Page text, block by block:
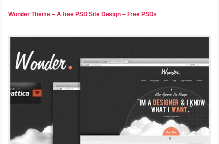
Wonder Theme – A free PSD Site Design – Free PSDs